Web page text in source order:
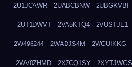
2U1JCAWR 2UABCBNW 2UBGKVBI
2UT1DWVT 2VA5KTQ4 2VUSTJE1
2W496244 2WADJS4M 2WGUIKKG
2WV0ZHMD 2X7CQ1SY 2XYTJWGS